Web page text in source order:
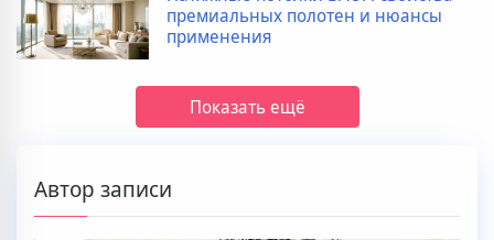
премиальных полотен и нюансы
применения
Показать ещё
Автор записи